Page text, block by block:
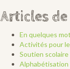
Articles
En quelques
Activités pour
Soutien scolaire
Alphabétisation